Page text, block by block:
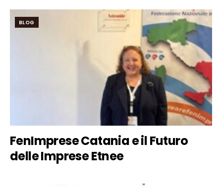
BLOG
FenImprese Catania e il Futuro
delle Imprese Etnee